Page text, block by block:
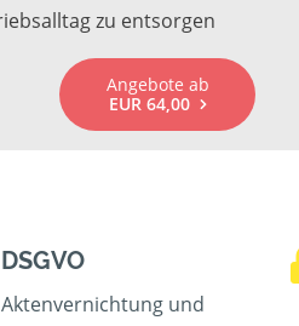
zu entsorgen
Angebote ab
EUR 64,00
DSGVO
Aktenvernichtung und